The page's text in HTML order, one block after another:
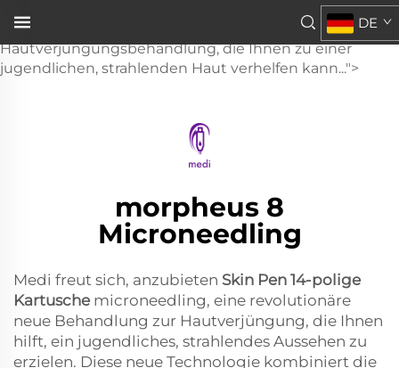
Micro-Needling-Patronen Skin Pen mit 14 Nadeln
anzubieten – eine revolutionäre neue
Hautverjüngungsbehandlung, die Ihnen zu einer
jugendlichen, strahlenden Haut verhelfen kann...">
DE
morpheus 8
Microneedling
Medi freut sich, anzubieten Skin Pen 14-polige
Kartusche microneedling, eine revolutionäre
neue Behandlung zur Hautverjüngung, die Ihnen
hilft, ein jugendliches, strahlendes Aussehen zu
erzielen. Diese neue Technologie kombiniert die